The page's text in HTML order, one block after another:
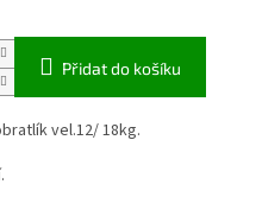
Přidat do košíku
vel.12/ 18kg.